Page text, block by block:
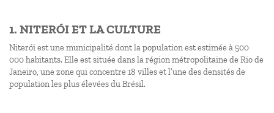
1. NITERÓI ET LA CULTURE
Niterói est une municipalité dont la population est estimée à 500
000 habitants. Elle est située dans la région métropolitaine de Rio de
Janeiro, une zone qui concentre 18 villes et l’une des densités de
population les plus élevées du Brésil.